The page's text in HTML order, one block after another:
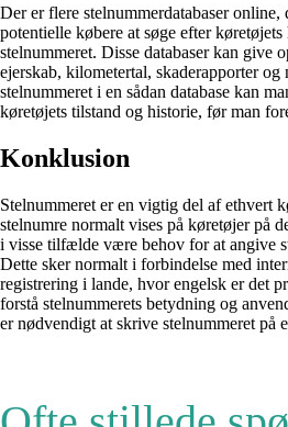
Der er flere stelnummerdatabaser
potentielle købere at søge efter
stelnummeret. Disse databaser kan give
ejerskab, kilometertal, skaderapporter og
stelnummeret i en sådan database kan
køretøjets tilstand og historie, før man
Konklusion
Stelnummeret er en vigtig del af ethvert
stelnumre normalt vises på køretøjer på
i visse tilfælde være behov for at angive
Dette sker normalt i forbindelse med
registrering i lande, hvor engelsk er det
forstå stelnummerets betydning og
er nødvendigt at skrive stelnummeret på